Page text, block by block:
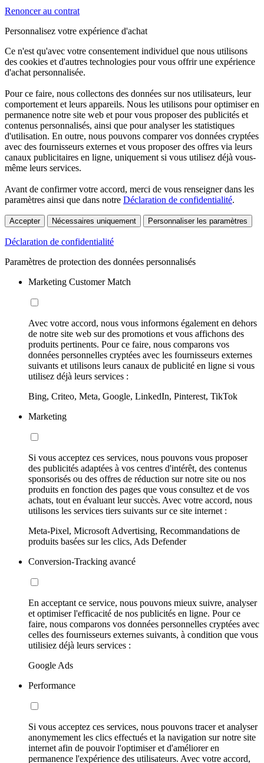
Renoncer au contrat
Personnalisez votre expérience d'achat
Ce n'est qu'avec votre consentement individuel que nous utilisons
des cookies et d'autres technologies pour vous offrir une expérience
d'achat personnalisée.
Pour ce faire, nous collectons des données sur nos utilisateurs, leur
comportement et leurs appareils. Nous les utilisons pour optimiser en
permanence notre site web et pour vous proposer des publicités et
contenus personnalisés, ainsi que pour analyser les statistiques
d'utilisation. En outre, nous pouvons comparer vos données cryptées
avec des fournisseurs externes et vous proposer des offres via leurs
canaux publicitaires en ligne, uniquement si vous utilisez déjà vous-
même leurs services.
Avant de confirmer votre accord, merci de vous renseigner dans les
paramètres ainsi que dans notre Déclaration de confidentialité.
Accepter Nécessaires uniquement Personnaliser les paramètres
Déclaration de confidentialité
Paramètres de protection des données personnalisés
Marketing Customer Match
Avec votre accord, nous vous informons également en dehors
de notre site web sur des promotions et vous affichons des
produits pertinents. Pour ce faire, nous comparons vos
données personnelles cryptées avec les fournisseurs externes
suivants et utilisons leurs canaux de publicité en ligne si vous
utilisez déjà leurs services :
Bing, Criteo, Meta, Google, LinkedIn, Pinterest, TikTok
Marketing
Si vous acceptez ces services, nous pouvons vous proposer
des publicités adaptées à vos centres d'intérêt, des contenus
sponsorisés ou des offres de réduction sur notre site ou nos
produits en fonction des pages que vous consultez et de vos
achats, tout en évaluant leur succès. Avec votre accord, nous
utilisons les services tiers suivants sur ce site internet :
Meta-Pixel, Microsoft Advertising, Recommandations de
produits basées sur les clics, Ads Defender
Conversion-Tracking avancé
En acceptant ce service, nous pouvons mieux suivre, analyser
et optimiser l'efficacité de nos publicités en ligne. Pour ce
faire, nous comparons vos données personnelles cryptées avec
celles des fournisseurs externes suivants, à condition que vous
utilisiez déjà leurs services :
Google Ads
Performance
Si vous acceptez ces services, nous pouvons tracer et analyser
anonymement les clics effectués et la navigation sur notre site
internet afin de pouvoir l'optimiser et d'améliorer en
permanence l'expérience des utilisateurs. Avec votre accord,